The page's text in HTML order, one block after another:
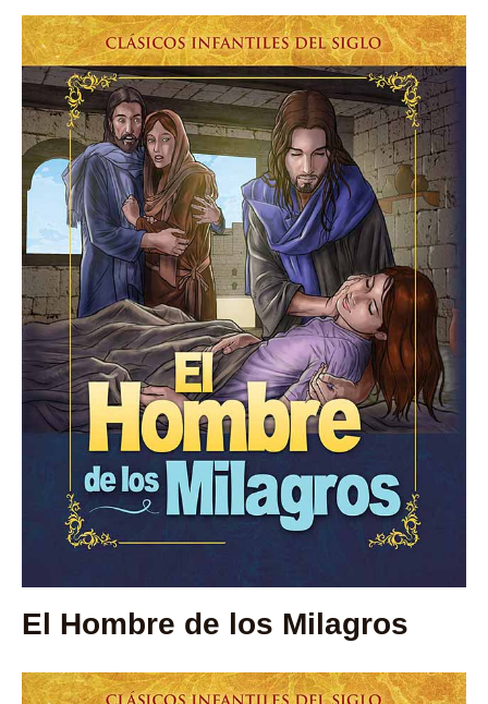
El Hombre de los Milagros